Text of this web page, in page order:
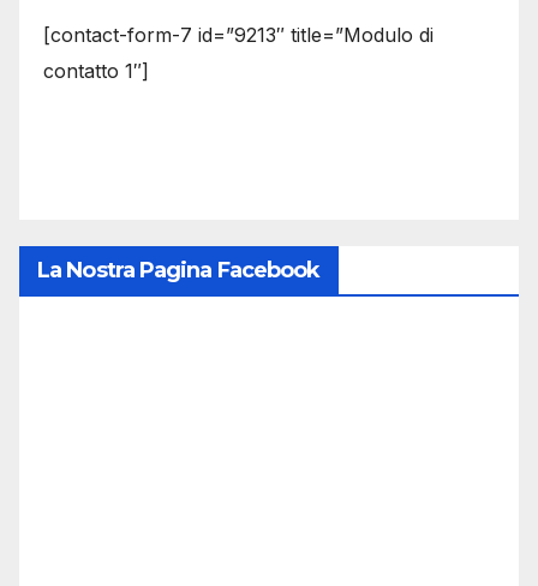
[contact-form-7 id=”9213″ title=”Modulo di
contatto 1″]
La Nostra Pagina Facebook